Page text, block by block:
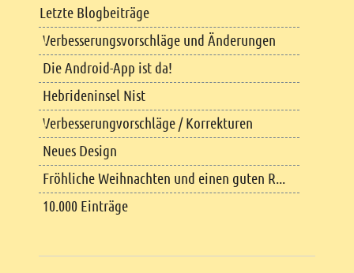
Copyright
Letzte Blogbeiträge
Verbesserungsvorschläge und Änderungen
Die Android-App ist da!
Hebrideninsel Nist
Verbesserungvorschläge / Korrekturen
Neues Design
Fröhliche Weihnachten und einen guten R...
10.000 Einträge